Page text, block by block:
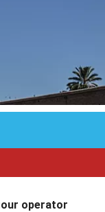
operator